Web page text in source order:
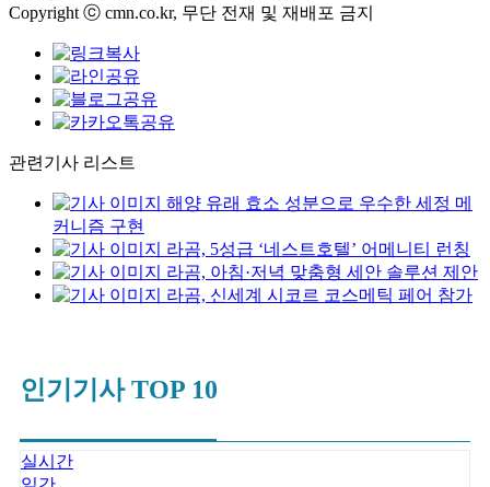
Copyright ⓒ cmn.co.kr, 무단 전재 및 재배포 금지
관련기사 리스트
해양 유래 효소 성분으로 우수한 세정 메
커니즘 구현
라곰, 5성급 ‘네스트호텔’ 어메니티 런칭
라곰, 아침·저녁 맞춤형 세안 솔루션 제안
라곰, 신세계 시코르 코스메틱 페어 참가
인기기사 TOP 10
실시간